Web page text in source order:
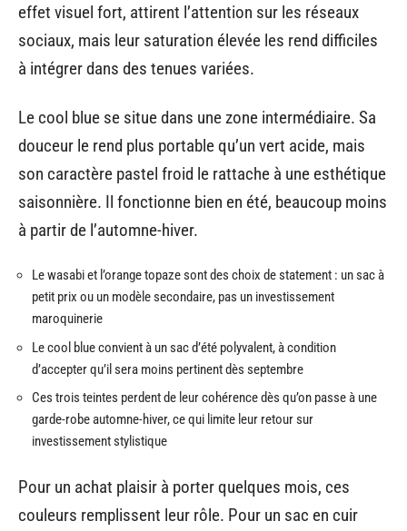
effet visuel fort, attirent l’attention sur les réseaux
sociaux, mais leur saturation élevée les rend difficiles
à intégrer dans des tenues variées.
Le cool blue se situe dans une zone intermédiaire. Sa
douceur le rend plus portable qu’un vert acide, mais
son caractère pastel froid le rattache à une esthétique
saisonnière. Il fonctionne bien en été, beaucoup moins
à partir de l’automne-hiver.
Le wasabi et l’orange topaze sont des choix de statement : un sac à
petit prix ou un modèle secondaire, pas un investissement
maroquinerie
Le cool blue convient à un sac d’été polyvalent, à condition
d’accepter qu’il sera moins pertinent dès septembre
Ces trois teintes perdent de leur cohérence dès qu’on passe à une
garde-robe automne-hiver, ce qui limite leur retour sur
investissement stylistique
Pour un achat plaisir à porter quelques mois, ces
couleurs remplissent leur rôle. Pour un sac en cuir